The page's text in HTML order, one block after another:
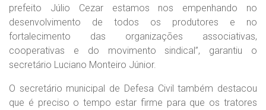
prefeito Júlio Cezar estamos nos empenhando no
desenvolvimento de todos os produtores e no
fortalecimento das organizações associativas,
cooperativas e do movimento sindical”, garantiu o
secretário Luciano Monteiro Júnior.
O secretário municipal de Defesa Civil também destacou
que é preciso o tempo estar firme para que os tratores